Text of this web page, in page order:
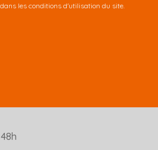
les conditions d'utilisation du site.